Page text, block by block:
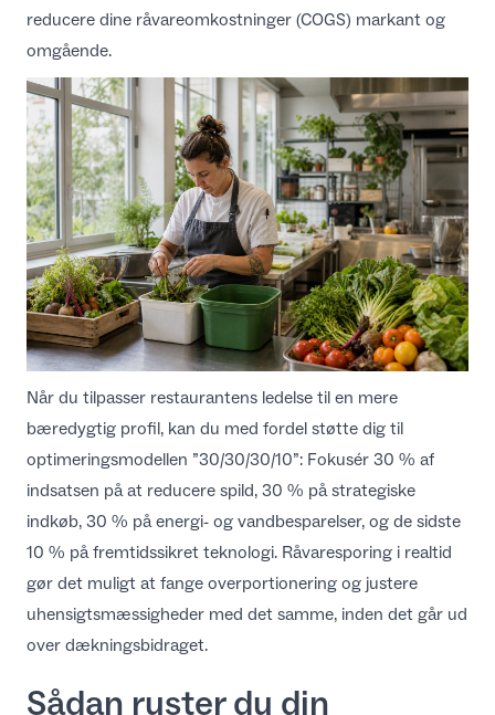
reducere dine råvareomkostninger (COGS) markant og
omgående.
Når du tilpasser restaurantens ledelse til en mere
bæredygtig profil, kan du med fordel støtte dig til
optimeringsmodellen ”30/30/30/10”: Fokusér 30 % af
indsatsen på at reducere spild, 30 % på strategiske
indkøb, 30 % på energi- og vandbesparelser, og de sidste
10 % på fremtidssikret teknologi. Råvaresporing i realtid
gør det muligt at fange overportionering og justere
uhensigtsmæssigheder med det samme, inden det går ud
over dækningsbidraget.
Sådan ruster du din